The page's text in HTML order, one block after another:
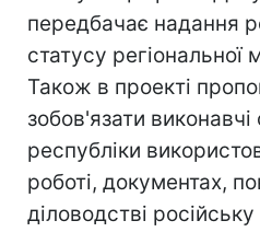
передбачає надання
статусу регіональної
Також в проекті
зобов'язати виконавчі
республіки
роботі, документах,
діловодстві